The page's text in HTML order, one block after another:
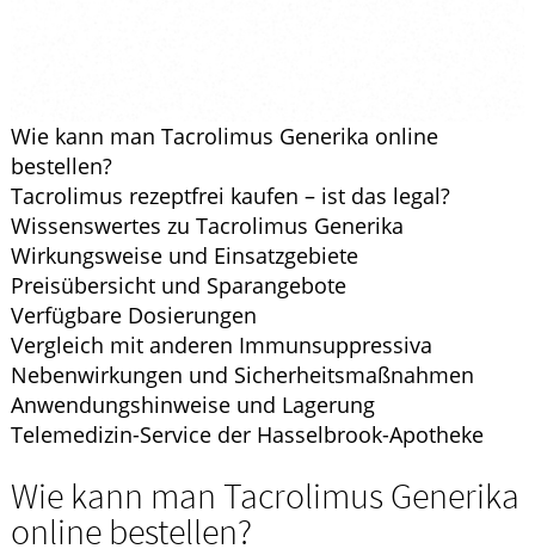
Wie kann man Tacrolimus Generika online
bestellen?
Tacrolimus rezeptfrei kaufen – ist das legal?
Wissenswertes zu Tacrolimus Generika
Wirkungsweise und Einsatzgebiete
Preisübersicht und Sparangebote
Verfügbare Dosierungen
Vergleich mit anderen Immunsuppressiva
Nebenwirkungen und Sicherheitsmaßnahmen
Anwendungshinweise und Lagerung
Telemedizin-Service der Hasselbrook-Apotheke
Wie kann man Tacrolimus Generika
online bestellen?